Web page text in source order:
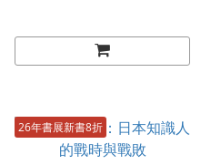
26年書展新書8折